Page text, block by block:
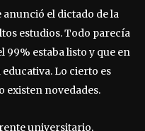
anunció el dictado de la
estudios. Todo parecía
99% estaba listo y que en
Lo cierto es
existen novedades.
universitario,